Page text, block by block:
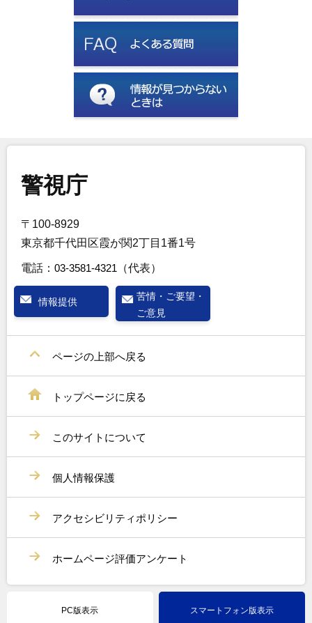
警視庁
〒100-8929
東京都千代田区霞が関2丁目1番1号
電話： 03-3581-4321 （代表）
情報提供
苦情・ご要望・
ご意見
ページの上部へ戻る
トップページに戻る
このサイトについて
個人情報保護
アクセシビリティポリシー
ホームページ評価アンケート
PC版表示 スマートフォン版表示